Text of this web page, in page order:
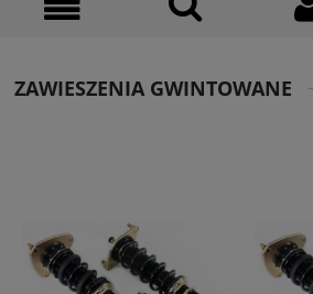
ZAWIESZENIA GWINTOWANE